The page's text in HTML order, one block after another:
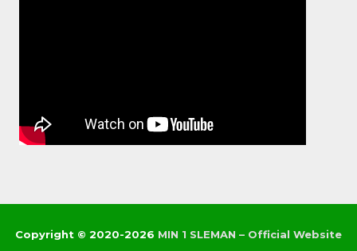
Copyright © 2020-2026 MIN 1 SLEMAN – Official Website